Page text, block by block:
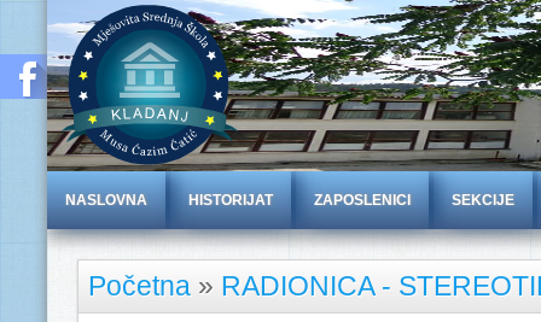
NASLOVNA HISTORIJAT ZAPOSLENICI SEKCIJE
Početna » RADIONICA -